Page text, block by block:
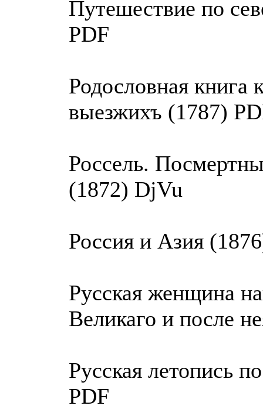
Путешествие по
PDF
Родословная книга
выезжихъ (1787)
Россель.
(1872) DjVu
Россия и Азия
Русская женщина
Великаго и после
Русская летопись
PDF